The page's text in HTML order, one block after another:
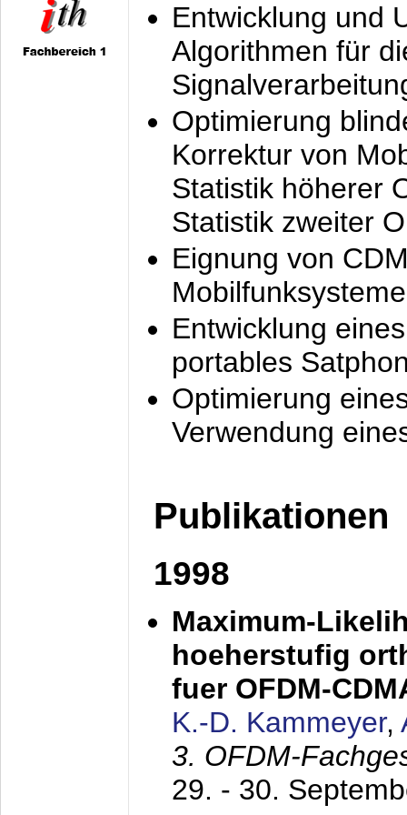
Entwicklung und
Algorithmen für
Optimierung
Korrektur von
Statistik höherer
Statistik zweiter
Eignung von
Mobilfunksysteme
Entwicklung
portables
Optimierung
Verwendung
Publikationen
1998
Maximum-
hoeherstufig
fuer OFDM-
K.-D. Kammeyer,
3. OFDM-
29. - 30.